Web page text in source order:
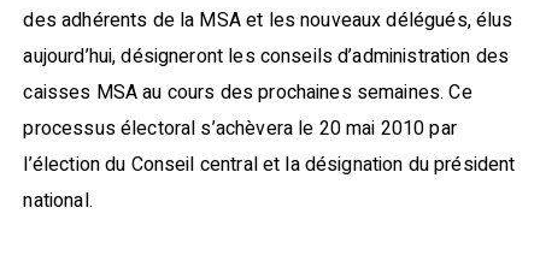
des adhérents de la MSA et les nouveaux délégués, élus
aujourd’hui, désigneront les conseils d’administration des
caisses MSA au cours des prochaines semaines. Ce
processus électoral s’achèvera le 20 mai 2010 par
l’élection du Conseil central et la désignation du président
national.